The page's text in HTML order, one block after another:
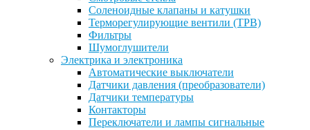
Соленоидные клапаны и катушки
Терморегулирующие вентили (ТРВ)
Фильтры
Шумоглушители
Электрика и электроника
Автоматические выключатели
Датчики давления (преобразователи)
Датчики температуры
Контакторы
Переключатели и лампы сигнальные